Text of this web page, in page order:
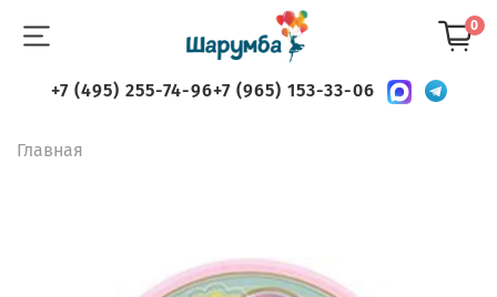
0
+7 (495) 255-74-96+7 (965) 153-33-06
Главная